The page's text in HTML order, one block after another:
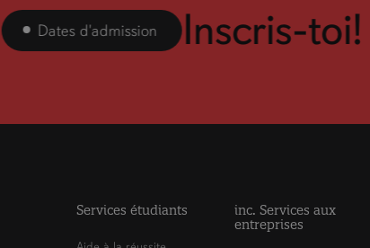
Dates d'admission Inscris-toi!
Services étudiants
inc. Services aux
entreprises